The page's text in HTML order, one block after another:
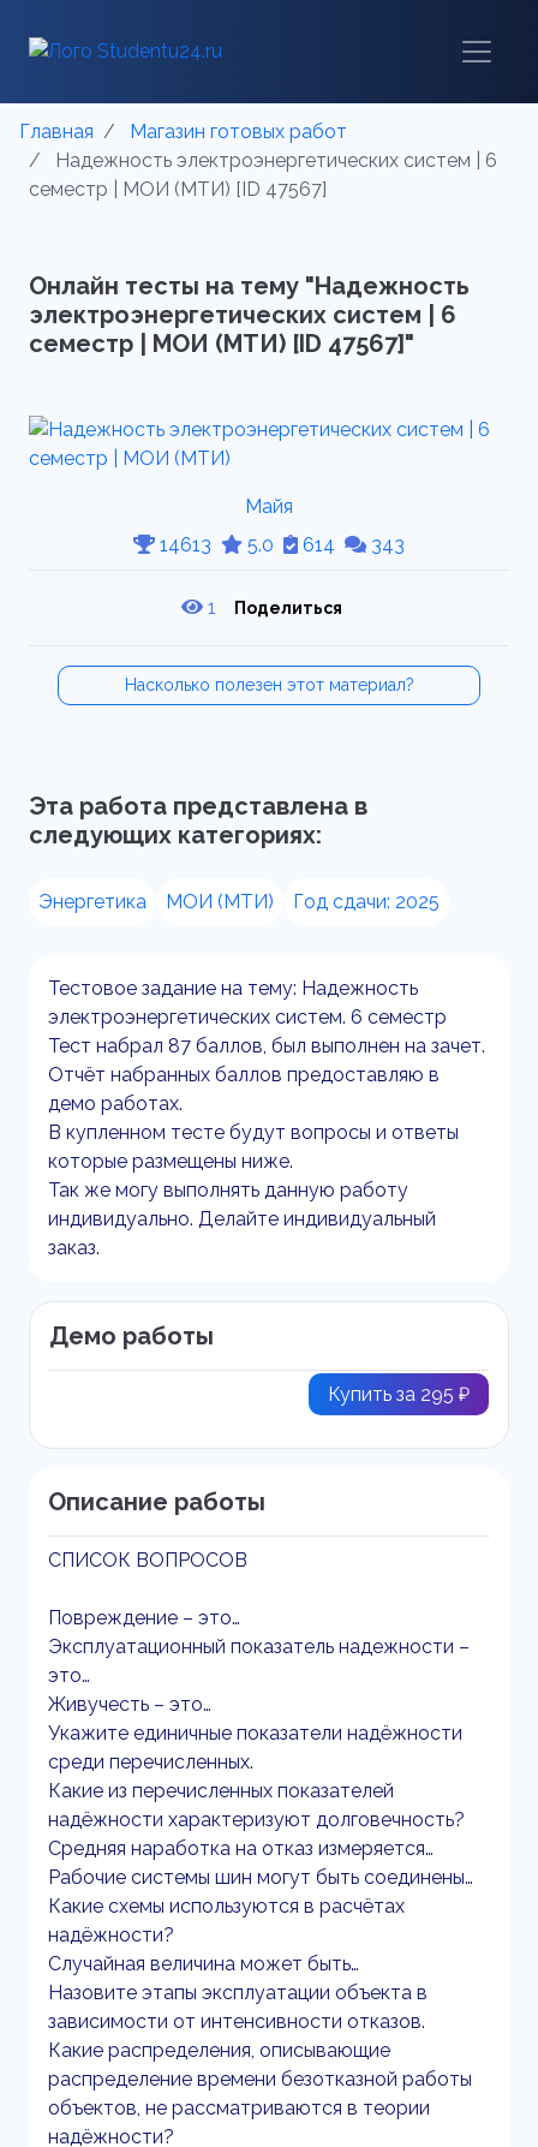
Главная
Магазин готовых работ
Надежность электроэнергетических систем | 6
семестр | МОИ (МТИ) [ID 47567]
Онлайн тесты на тему "Надежность
электроэнергетических систем | 6
семестр | МОИ (МТИ) [ID 47567]"
Майя
14613
5.0 614 343
1 Поделиться
Насколько полезен этот материал?
Эта работа представлена в
следующих категориях:
Энергетика МОИ (МТИ) Год сдачи: 2025
Тестовое задание на тему: Надежность
электроэнергетических систем. 6 семестр
Тест набрал 87 баллов, был выполнен на зачет.
Отчёт набранных баллов предоставляю в
демо работах.
В купленном тесте будут вопросы и ответы
которые размещены ниже.
Так же могу выполнять данную работу
индивидуально. Делайте индивидуальный
заказ.
Демо работы
Купить за 295 ₽
Описание работы
СПИСОК ВОПРОСОВ
Повреждение – это…
Эксплуатационный показатель надежности –
это…
Живучесть – это…
Укажите единичные показатели надёжности
среди перечисленных.
Какие из перечисленных показателей
надёжности характеризуют долговечность?
Средняя наработка на отказ измеряется…
Рабочие системы шин могут быть соединены…
Какие схемы используются в расчётах
надёжности?
Случайная величина может быть…
Назовите этапы эксплуатации объекта в
зависимости от интенсивности отказов.
Какие распределения, описывающие
распределение времени безотказной работы
объектов, не рассматриваются в теории
надёжности?